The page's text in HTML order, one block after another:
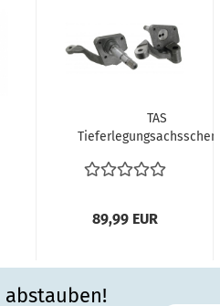
TAS
Käfer...
89,99 EUR